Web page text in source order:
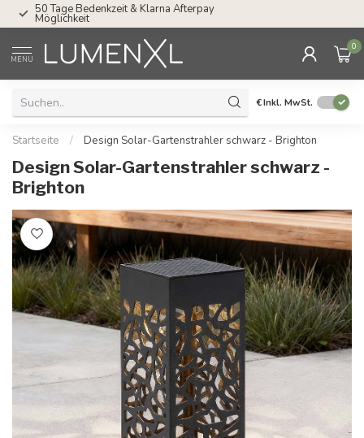
Service: Mo bis Fr von 08.30 bis 17.00 Uhr
MENU
0
€Inkl. MwSt.
Startseite / Design Solar-Gartenstrahler schwarz - Brighton
Design Solar-Gartenstrahler schwarz -
Brighton